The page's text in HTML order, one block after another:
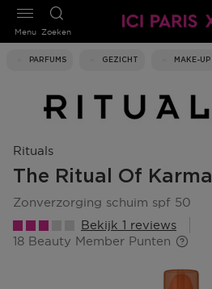
Zoeken
PARFUMS GEZICHT MAKE-UP
Menu
Rituals
The Ritual Of Karma
zonverzorging schuim spf 50
Bekijk 1 reviews
18 Beauty Member Punten